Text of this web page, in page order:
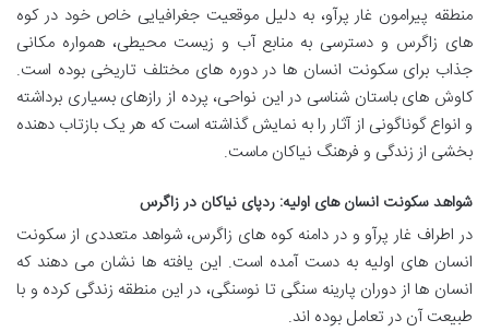
منطقه پیرامون غار پرآو، به دلیل موقعیت جغرافیایی خاص خود در کوه
های زاگرس و دسترسی به منابع آب و زیست محیطی، همواره مکانی
جذاب برای سکونت انسان ها در دوره های مختلف تاریخی بوده است.
کاوش های باستان شناسی در این نواحی، پرده از رازهای بسیاری برداشته
و انواع گوناگونی از آثار را به نمایش گذاشته است که هر یک بازتاب دهنده
بخشی از زندگی و فرهنگ نیاکان ماست.
شواهد سکونت انسان های اولیه: ردپای نیاکان در زاگرس
در اطراف غار پرآو و در دامنه کوه های زاگرس، شواهد متعددی از سکونت
انسان های اولیه به دست آمده است. این یافته ها نشان می دهند که
انسان ها از دوران پارینه سنگی تا نوسنگی، در این منطقه زندگی کرده و با
طبیعت آن در تعامل بوده اند.